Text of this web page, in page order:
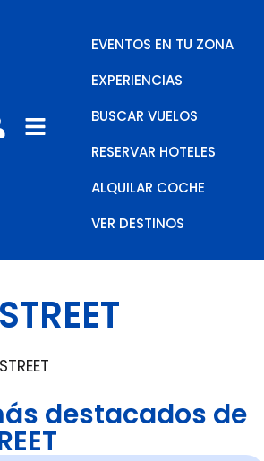
EVENTOS EN TU ZONA
EXPERIENCIAS
BUSCAR VUELOS
RESERVAR HOTELES
ALQUILAR COCHE
VER DESTINOS
destacados de